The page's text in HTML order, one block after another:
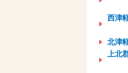
西津
北津
上北